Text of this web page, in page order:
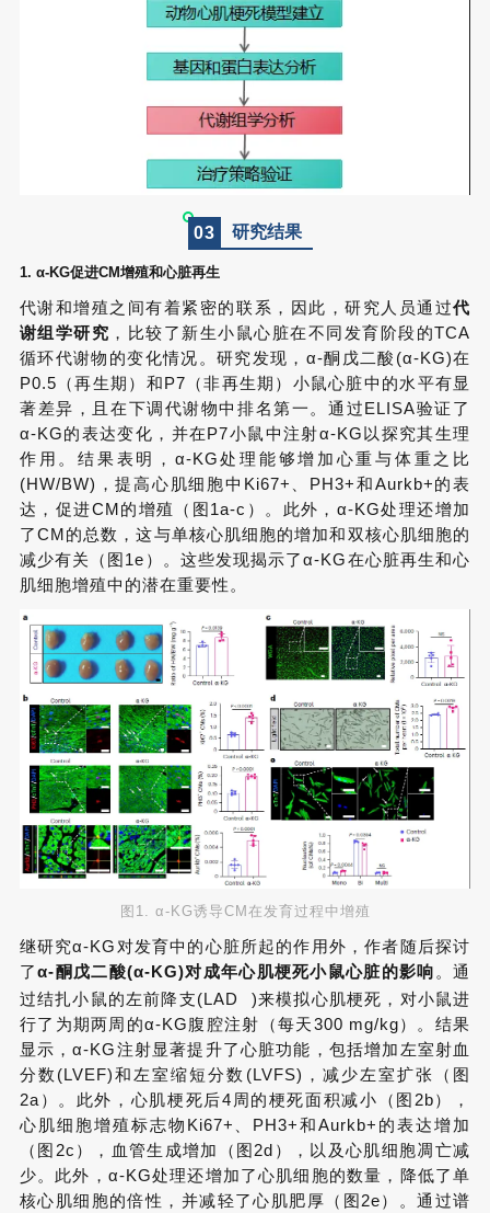
03 研究结果
1. α-KG促进CM增殖和心脏再生
代谢和增殖之间有着紧密的联系，因此，研究人员通过代
谢组学研究 ，比较了新生小鼠心脏在不同发育阶段的TCA
循环代谢物的变化情况。研究发现，α-酮戊二酸(α-KG)在
P0.5（再生期）和P7（非再生期）小鼠心脏中的水平有显
著差异，且在下调代谢物中排名第一。通过ELISA验证了
α-KG的表达变化，并在P7小鼠中注射α-KG以探究其生理
作用。结果表明，α-KG处理能够增加心重与体重之比
(HW/BW)，提高心肌细胞中Ki67+、PH3+和Aurkb+的表
达，促进CM的增殖（图1a-c）。此外，α-KG处理还增加
了CM的总数，这与单核心肌细胞的增加和双核心肌细胞的
减少有关（图1e）。这些发现揭示了α-KG在心脏再生和心
肌细胞增殖中的潜在重要性。
图1. α-KG诱导CM在发育过程中增殖
继研究α-KG对发育中的心脏所起的作用外，作者随后探讨
了α-酮戊二酸(α-KG)对成年心肌梗死小鼠心脏的影响 。通
过结扎小鼠的左前降支(LAD
)来模拟心肌梗死，对小鼠进
行了为期两周的α-KG腹腔注射（每天300 mg/kg）。结果
显示，α-KG注射显著提升了心脏功能，包括增加左室射血
分数(LVEF)和左室缩短分数(LVFS)，减少左室扩张（图
2a）。此外，心肌梗死后4周的梗死面积减小（图2b），
心肌细胞增殖标志物Ki67+、PH3+和Aurkb+的表达增加
（图2c），血管生成增加（图2d），以及心肌细胞凋亡减
少。此外，α-KG处理还增加了心肌细胞的数量，降低了单
核心肌细胞的倍性，并减轻了心肌肥厚（图2e）。通过谱